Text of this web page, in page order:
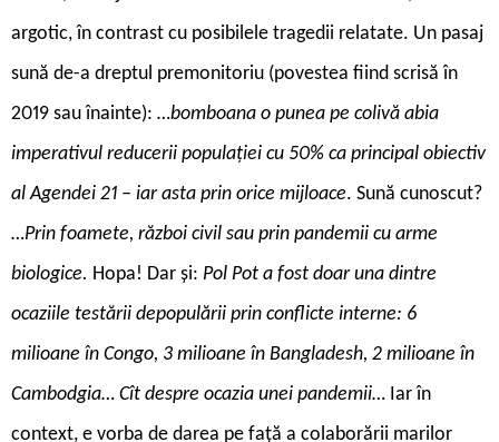
argotic, în contrast cu posibilele tragedii relatate. Un pasaj
sună de-a dreptul premonitoriu (povestea fiind scrisă în
2019 sau înainte): …bomboana o punea pe colivă abia
imperativul reducerii populației cu 50% ca principal obiectiv
al Agendei 21 – iar asta prin orice mijloace. Sună cunoscut?
…Prin foamete, război civil sau prin pandemii cu arme
biologice. Hopa! Dar și: Pol Pot a fost doar una dintre
ocaziile testării depopulării prin conflicte interne: 6
milioane în Congo, 3 milioane în Bangladesh, 2 milioane în
Cambodgia… Cît despre ocazia unei pandemii… Iar în
context, e vorba de darea pe față a colaborării marilor